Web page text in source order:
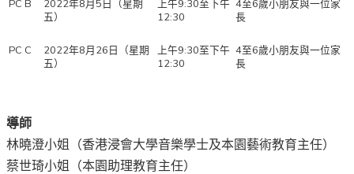
PC B
2022年8月5日（星期
五）
上午9:30至下午
12:30
4至6歲小朋友與一位家
長
PC C
2022年8月26日（星期
五）
上午9:30至下午
12:30
4至6歲小朋友與一位家
長
導師
林曉澄小姐（香港浸會大學音樂學士及本園藝術教育主任）
蔡世琦小姐（本園助理教育主任）